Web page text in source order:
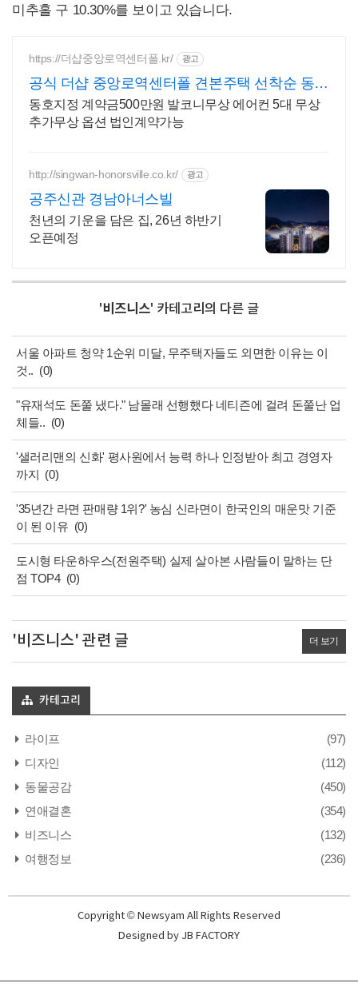
미추홀 구 10.30%를 보이고 있습니다.
https://더샵중앙로역센터폴.kr/ 광고
공식 더샵 중앙로역센터폴 견본주택 선착순 동호
지정 중
동호지정 계약금500만원 발코니무상 에어컨 5대 무상
추가무상 옵션 법인계약가능
http://singwan-honorsville.co.kr/ 광고
공주신관 경남아너스빌
천년의 기운을 담은 집, 26년 하반기
오픈예정
'비즈니스' 카테고리의 다른 글
서울 아파트 청약 1순위 미달, 무주택자들도 외면한 이유는 이
것.. (0)
"유재석도 돈쭐 냈다." 남몰래 선행했다 네티즌에 걸려 돈쭐난 업
체들.. (0)
'샐러리맨의 신화' 평사원에서 능력 하나 인정받아 최고 경영자
까지 (0)
'35년간 라면 판매량 1위?' 농심 신라면이 한국인의 매운맛 기준
이 된 이유 (0)
도시형 타운하우스(전원주택) 실제 살아본 사람들이 말하는 단
점 TOP4 (0)
'비즈니스' 관련 글 더 보기
카테고리
라이프
(97)
디자인
(112)
동물공감
(450)
연애결혼
(354)
비즈니스
(132)
여행정보
(236)
Copyright © Newsyam All Rights Reserved
Designed by JB FACTORY